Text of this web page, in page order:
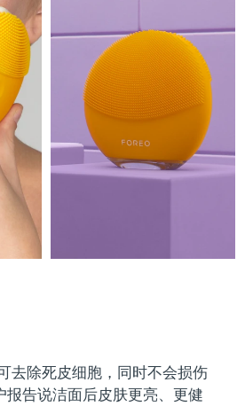
去除死皮细胞，同时不会损伤
告说洁面后皮肤更亮、更健
预计送达日期8/10/26
预计送达日期8/11/26
预计送达日期 8/10/26
预计送达日期8/10/26
预计送达日期8/13/26
预计送达日期8/11/26